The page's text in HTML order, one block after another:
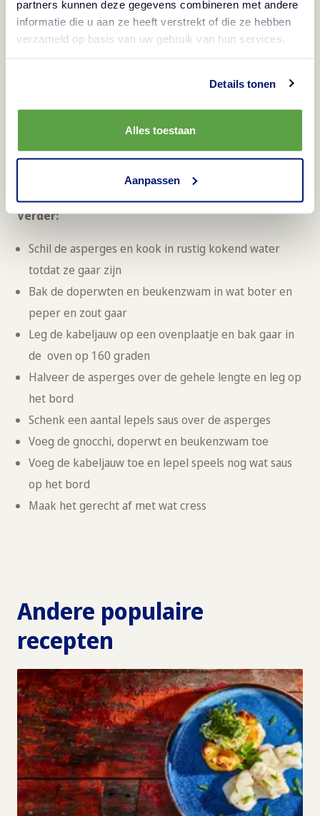
partners kunnen deze gegevens combineren met andere
informatie die u aan ze heeft verstrekt of die ze hebben
verzameld op basis van uw gebruik van hun services.
Details tonen
Alles toestaan
Aanpassen
De Vadouvan saus:
Voeg de kippenboullion toe en laat 1/3 reduceren
Voeg 2l kokosmelk toe
Zeef de saus en voeg eventueel peper en zout toe
Verder:
Schil de asperges en kook in rustig kokend water
totdat ze gaar zijn
Bak de doperwten en beukenzwam in wat boter en
peper en zout gaar
Leg de kabeljauw op een ovenplaatje en bak gaar in
de oven op 160 graden
Halveer de asperges over de gehele lengte en leg op
het bord
Schenk een aantal lepels saus over de asperges
Voeg de gnocchi, doperwt en beukenzwam toe
Voeg de kabeljauw toe en lepel speels nog wat saus
op het bord
Maak het gerecht af met wat cress
Andere populaire
recepten